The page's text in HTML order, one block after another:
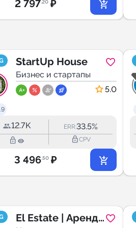
2 797.20 ₽
StartUp House
Бизнес и стартапы
5.0
12.7K ERR:33.5%
lock_outline lock_outlineCPV
3 496.50 ₽
El Estate | Аренда